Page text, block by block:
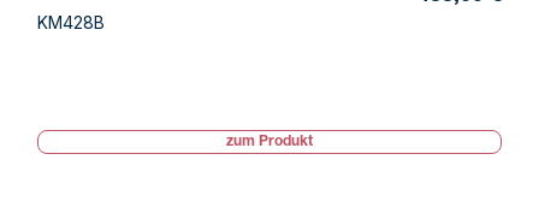
KM428B
zum Produkt